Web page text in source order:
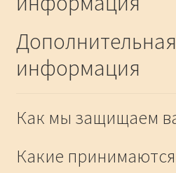
Дополнительная
информация
Как мы защищаем
Какие